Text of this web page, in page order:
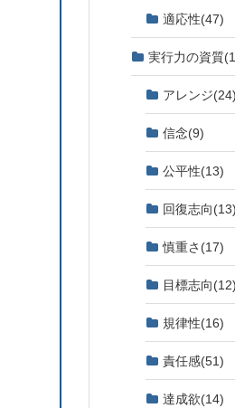
適応性(47)
実行力の資質
アレンジ(24)
信念(9)
公平性(13)
回復志向(13)
慎重さ (17)
目標志向(12)
規律性(16)
責任感(51)
達成欲(14)